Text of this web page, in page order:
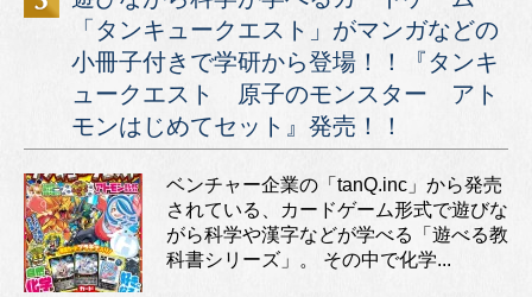
「タンキュークエスト」がマンガなどの
小冊子付きで学研から登場！！『タンキ
ュークエスト 原子のモンスター アト
モンはじめてセット』発売！！
ベンチャー企業の「tanQ.inc」から発売
されている、カードゲーム形式で遊びな
がら科学や漢字などが学べる「遊べる教
科書シリーズ」。 その中で化学...